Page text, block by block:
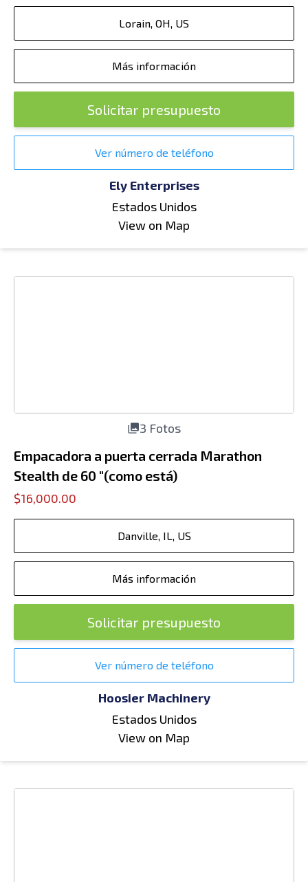
Lorain, OH, US
Más información
Solicitar presupuesto
Ver número de teléfono
Ely Enterprises
Estados Unidos
View on Map
3 Fotos
Empacadora a puerta cerrada Marathon
Stealth de 60 "(como está)
$16,000.00
Danville, IL, US
Más información
Solicitar presupuesto
Ver número de teléfono
Hoosier Machinery
Estados Unidos
View on Map